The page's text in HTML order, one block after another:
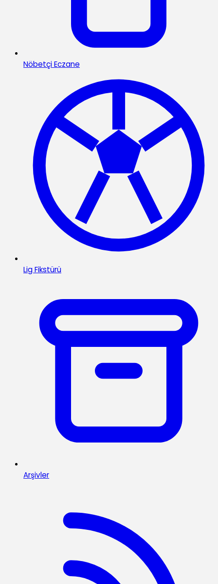
Nöbetçi Eczane
Lig Fikstürü
Arşivler